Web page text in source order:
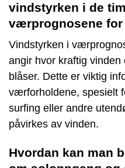
vindstyrken i de
værprognosene for
Vindstyrken i
angir hvor kraftig
blåser. Dette er viktig
værforholdene, spesielt
surfing eller andre
påvirkes av vinden.
Hvordan kan man